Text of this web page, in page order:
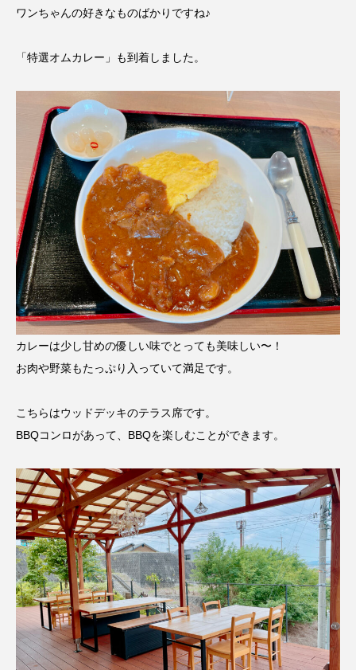
ワンちゃんの好きなものばかりですね♪
「特選オムカレー」も到着しました。
カレーは少し甘めの優しい味でとっても美味しい〜！
お肉や野菜もたっぷり入っていて満足です。
こちらはウッドデッキのテラス席です。
BBQコンロがあって、BBQを楽しむことができます。